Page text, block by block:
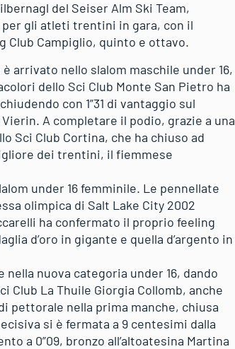
del Seiser Alm Ski Team,
per gli atleti trentini in gara, con il
Club Campiglio, quinto e ottavo.
arrivato nello slalom maschile under 16,
dello Sci Club Monte San Pietro ha
con 1”31 di vantaggio sul
A completare il podio, grazie a una
Sci Club Cortina, che ha chiuso ad
dei trentini, il fiemmese
under 16 femminile. Le pennellate
olimpica di Salt Lake City 2002
ha confermato il proprio feeling
d’oro in gigante e quella d’argento in
nuova categoria under 16, dando
Club La Thuile Giorgia Collomb, anche
pettorale nella prima manche, chiusa
si è fermata a 9 centesimi dalla
a 0”09, bronzo all’altoatesina Martina